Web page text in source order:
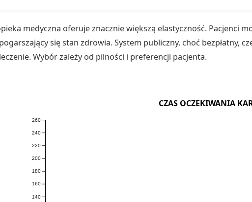
medyczna oferuje znacznie większą elastyczność. Pacjenci
się stan zdrowia. System publiczny, choć bezpłatny,
Wybór zależy od pilności i preferencji pacjenta.
CZAS OCZEKIWANIA
140
160
180
200
220
240
260